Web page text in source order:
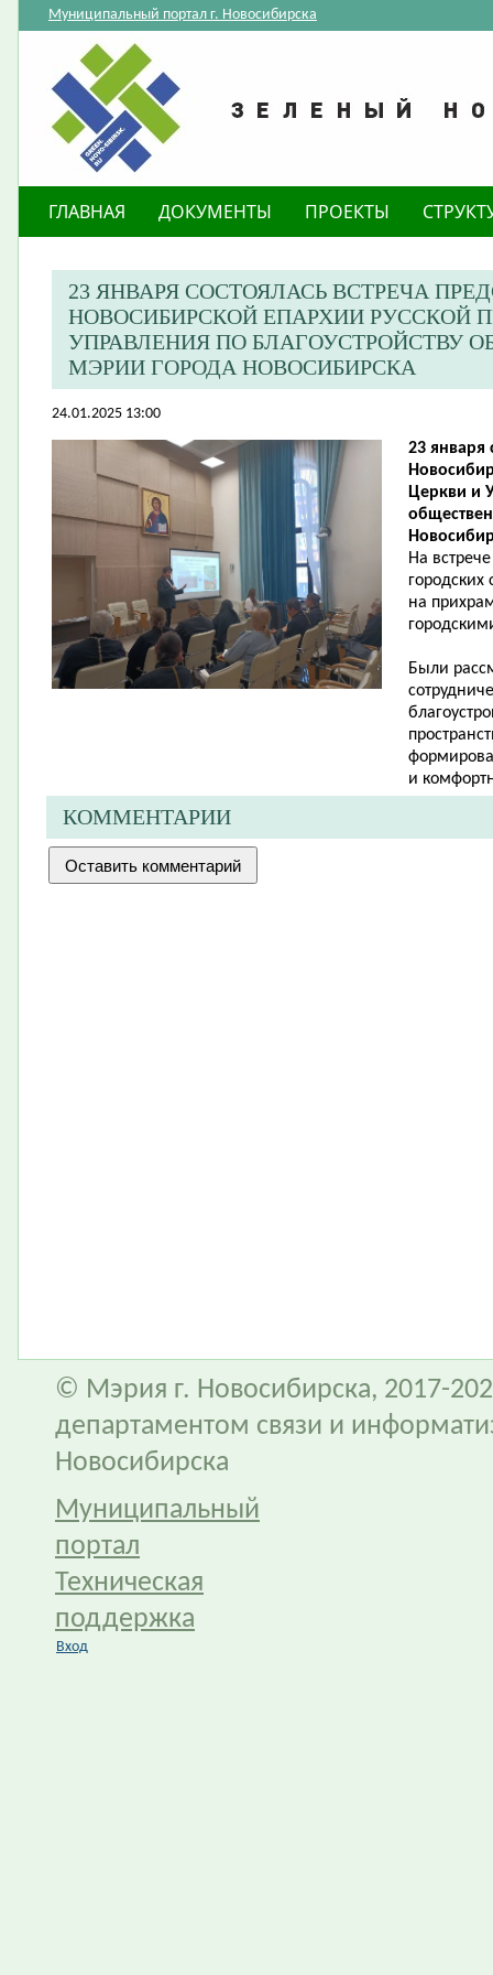
Муниципальный портал г. Новосибирска
ГЛАВНАЯ ДОКУМЕНТЫ ПРОЕКТЫ
23 ЯНВАРЯ СОСТОЯЛАСЬ ВСТРЕЧА
НОВОСИБИРСКОЙ ЕПАРХИИ РУССКОЙ
УПРАВЛЕНИЯ ПО БЛАГОУСТРОЙСТВУ
МЭРИИ ГОРОДА НОВОСИБИРСКА
24.01.2025 13:00
23 января
Церкви и
На
городских
на
Были
и
КОММЕНТАРИИ
© Мэрия г. Новосибирска, 2017-
департаментом связи и
Новосибирска
Муниципальный
портал
Техническая
поддержка
Вход